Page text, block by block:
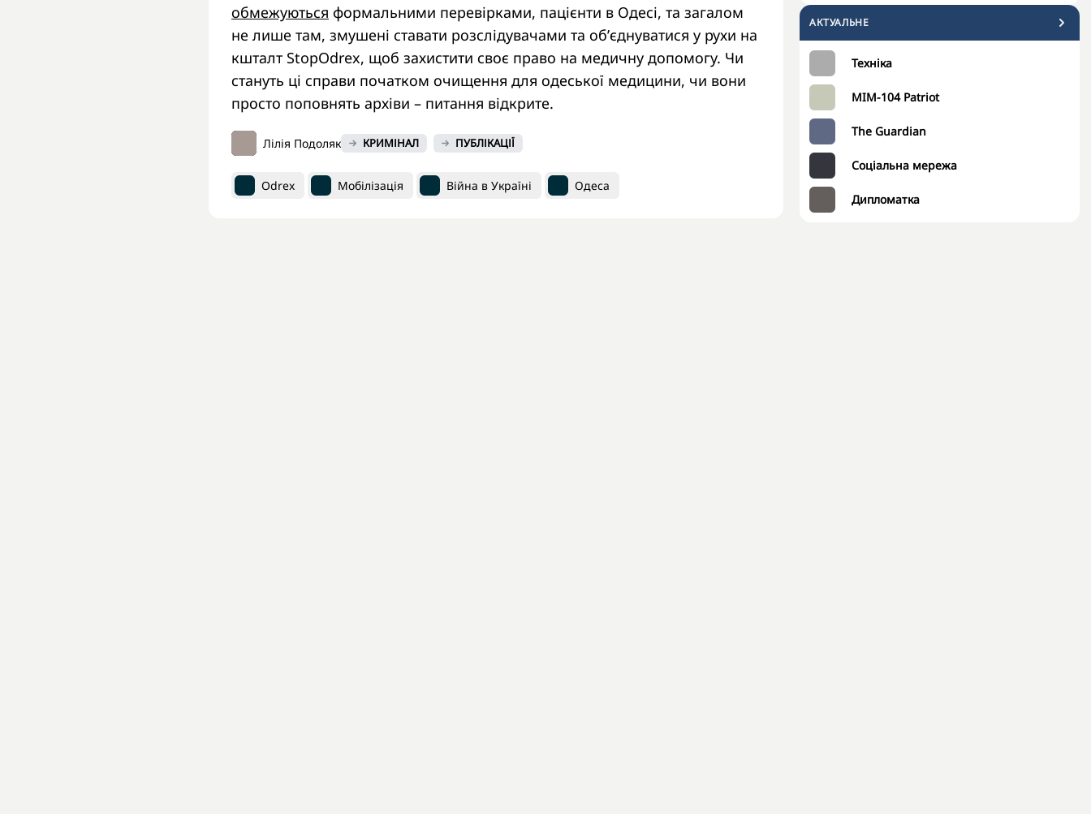
АКТУАЛЬНЕ
Техніка
MIM-104 Patriot
The Guardian
Соціальна мережа
Дипломатка
обмежуються формальними перевірками, пацієнти в Одесі, та загалом
не лише там, змушені ставати розслідувачами та об’єднуватися у рухи на
кшталт StopOdrex, щоб захистити своє право на медичну допомогу. Чи
стануть ці справи початком очищення для одеської медицини, чи вони
просто поповнять архіви – питання відкрите.
Лілія Подоляк КРИМІНАЛ ПУБЛІКАЦІЇ
Odrex Мобілізація Війна в Україні Одеса